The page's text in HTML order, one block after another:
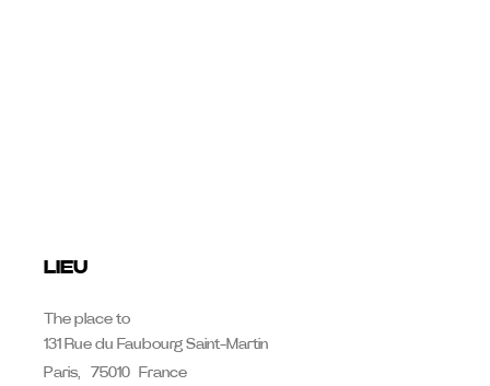
LIEU
The place to
131 Rue du Faubourg Saint-Martin
Paris
75010
France